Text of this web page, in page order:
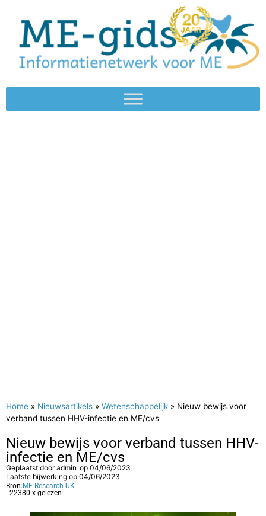
Home » Nieuwsartikels » Wetenschappelijk » Nieuw bewijs voor
verband tussen HHV-infectie en ME/cvs
Nieuw bewijs voor verband tussen HHV-
infectie en ME/cvs
Geplaatst dooradmin op 04/06/2023
Laatste bijwerking op 04/06/2023
Bron: ME Research UK
| 22380 x gelezen